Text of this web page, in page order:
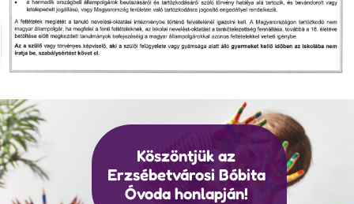
Köszöntjük az
Erzsébetvárosi Bóbita
Óvoda honlapján!